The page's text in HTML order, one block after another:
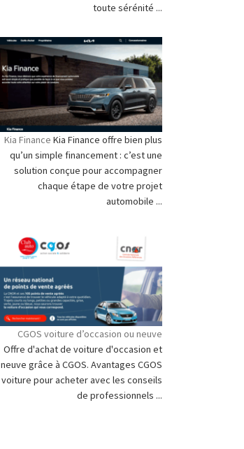
toute sérénité ...
Kia Finance Kia Finance offre bien plus
qu’un simple financement : c’est une
solution conçue pour accompagner
chaque étape de votre projet
automobile ...
CGOS voiture d’occasion ou neuve
Offre d'achat de voiture d'occasion et
neuve grâce à CGOS. Avantages CGOS
voiture pour acheter avec les conseils
de professionnels ...